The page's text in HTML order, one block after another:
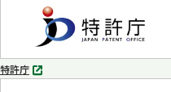
ブ
で
開
く
特許庁
別